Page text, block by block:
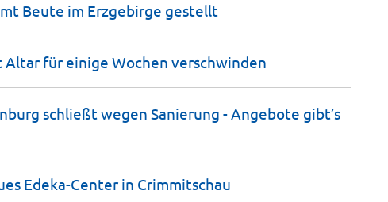
Beute im Erzgebirge gestellt
Altar für einige Wochen verschwinden
schließt wegen Sanierung - Angebote gibt’s
Edeka-Center in Crimmitschau